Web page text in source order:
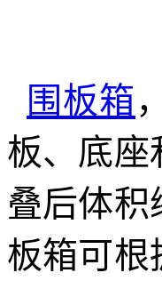
围板箱
板、底座
叠后体积
板箱可根